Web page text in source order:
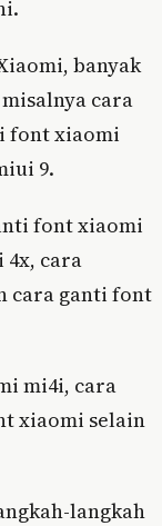
banyak
cara
font xiaomi
9.
font xiaomi
cara
cara ganti font
mi4i, cara
xiaomi selain
langkah